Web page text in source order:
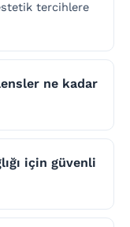
tercihlere
ne kadar
için güvenli